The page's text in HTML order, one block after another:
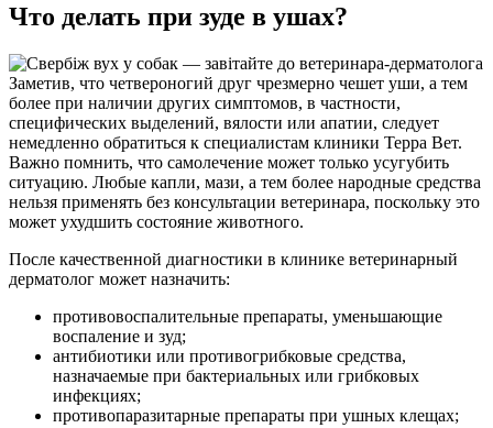
Что делать при зуде в ушах?
Заметив, что четвероногий друг чрезмерно чешет уши, а тем
более при наличии других симптомов, в частности,
специфических выделений, вялости или апатии, следует
немедленно обратиться к специалистам клиники Терра Вет.
Важно помнить, что самолечение может только усугубить
ситуацию. Любые капли, мази, а тем более народные средства
нельзя применять без консультации ветеринара, поскольку это
может ухудшить состояние животного.
После качественной диагностики в клинике ветеринарный
дерматолог может назначить:
противовоспалительные препараты, уменьшающие
воспаление и зуд;
антибиотики или противогрибковые средства,
назначаемые при бактериальных или грибковых
инфекциях;
противопаразитарные препараты при ушных клещах;